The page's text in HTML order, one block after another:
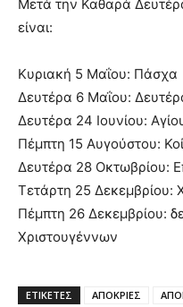
Μετά την Καθαρά
είναι:
Κυριακή 5 Μαΐου: Πάσχα
Δευτέρα 6 Μαΐου:
Δευτέρα 24 Ιουνίου:
Πέμπτη 15 Αυγούστου:
Δευτέρα 28 Οκτωβρίου:
Τετάρτη 25 Δεκεμβρίου:
Πέμπτη 26 Δεκεμβρίου:
Χριστουγέννων
ΕΤΙΚΈΤΕΣ ΑΠΟΚΡΙΕΣ